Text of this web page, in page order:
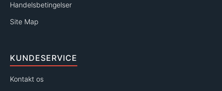
Handelsbetingelser
Site Map
KUNDESERVICE
Kontakt os